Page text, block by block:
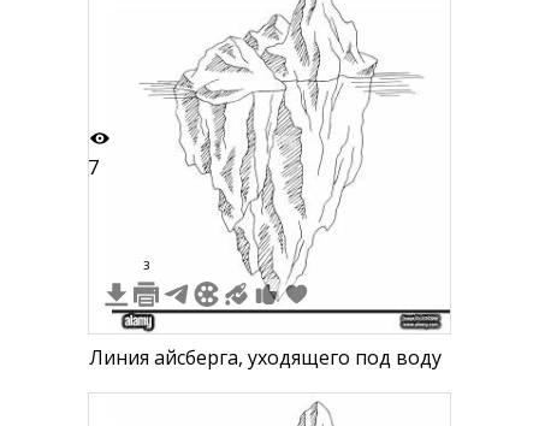
7
3
Линия айсберга, уходящего под воду